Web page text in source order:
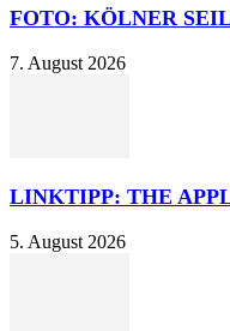
FOTO: KÖLNER
7. August 2026
LINKTIPP: THE
5. August 2026